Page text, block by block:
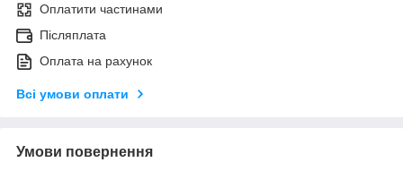
Оплатити частинами
Післяплата
Оплата на рахунок
Всі умови оплати
Умови повернення